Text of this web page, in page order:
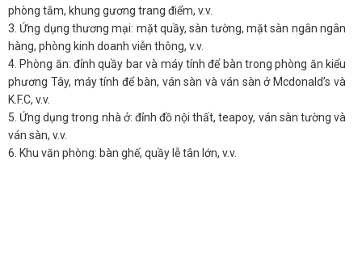
phòng tắm, khung gương trang điểm, v.v.
3. Ứng dụng thương mại: mặt quầy, sàn tường, mặt sàn ngân ngân
hàng, phòng kinh doanh viễn thông, v.v.
4. Phòng ăn: đỉnh quầy bar và máy tính để bàn trong phòng ăn kiểu
phương Tây, máy tính để bàn, ván sàn và ván sàn ở Mcdonald’s và
K.F.C, v.v.
5. Ứng dụng trong nhà ở: đỉnh đồ nội thất, teapoy, ván sàn tường và
ván sàn, v.v.
6. Khu văn phòng: bàn ghế, quầy lễ tân lớn, v.v.